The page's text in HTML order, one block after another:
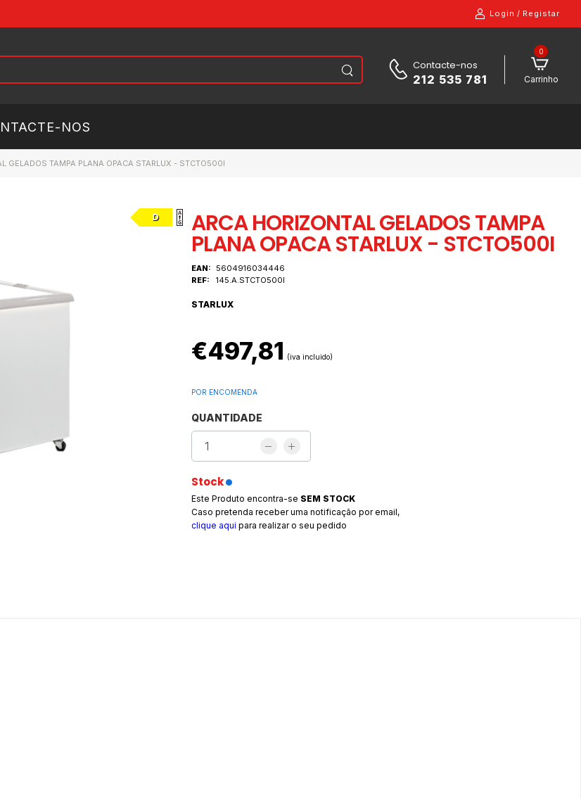
Login / Registar
Contacte-nos
212 535 781 Carrinho
0
NOS
GELADOS TAMPA PLANA OPACA STARLUX - STCTO500I
D ARCA HORIZONTAL GELADOS TAMPA
PLANA OPACA STARLUX - STCTO500I
EAN:
5604916034446
REF:
145.A.STCTO500I
STARLUX
€497,81 (iva incluido)
POR ENCOMENDA
QUANTIDADE
Stock
Este Produto encontra-se SEM STOCK
Caso pretenda receber uma notificação por email,
clique aqui para realizar o seu pedido